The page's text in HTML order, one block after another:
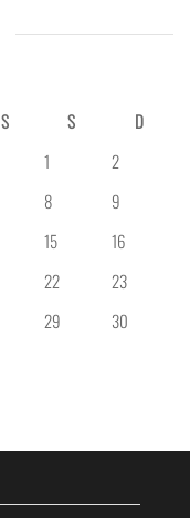
S S
D
1
2
8
9
15
16
22
23
29
30